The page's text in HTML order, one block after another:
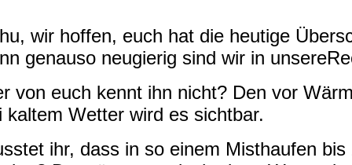
wir hoffen, euch hat die heutige
genauso neugierig sind wir in
von euch kennt ihn nicht? Den vor
kaltem Wetter wird es sichtbar.
ihr, dass in so einem Misthaufen